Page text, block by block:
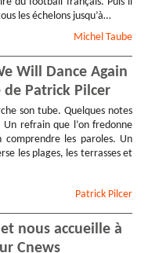
les échelons jusqu’à…
Michel Taube
Will Dance Again
de Patrick Pilcer
son tube. Quelques notes
refrain que l’on fredonne
comprendre les paroles. Un
les plages, les terrasses et
Patrick Pilcer
nous accueille à
Cnews